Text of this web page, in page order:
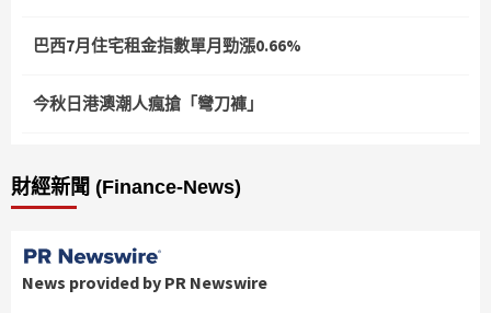
巴西7月住宅租金指數單月勁漲0.66%
今秋日港澳潮人瘋搶「彎刀褲」
財經新聞 (Finance-News)
News provided by PR Newswire